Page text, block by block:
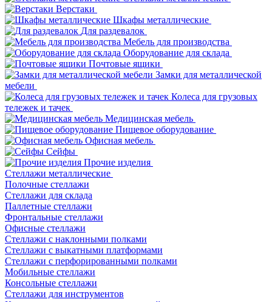
Верстаки
Шкафы металлические
Для раздевалок
Мебель для производства
Оборудование для склада
Почтовые ящики
Замки для металлической
мебели
Колеса для грузовых
тележек и тачек
Медицинская мебель
Пищевое оборудование
Офисная мебель
Сейфы
Прочие изделия
Стеллажи металлические
Полочные стеллажи
Стеллажи для склада
Паллетные стеллажи
Фронтальные стеллажи
Офисные стеллажи
Стеллажи с наклонными полками
Стеллажи с выкатными платформами
Стеллажи с перфорированными полками
Мобильные стеллажи
Консольные стеллажи
Стеллажи для инструментов